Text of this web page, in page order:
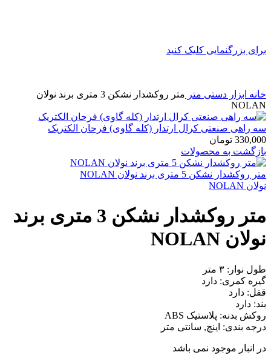
برای بزرگنمایی کلیک کنید
خانه ابزار دستی متر
متر روکشدار نشکن 3 متری برند نولان
NOLAN
سه راهی صنعتی کرال ارتدار (کله گاوی) فرحان الکتریک
330,000 تومان
بازگشت به محصولات
متر روکشدار نشکن 5 متری برند نولان NOLAN
نولان NOLAN
متر روکشدار نشکن 3 متری برند
نولان NOLAN
طول نوار: ۳ متر
گیره کمری: دارد
قفل: دارد
بند: دارد
روکش بدنه: پلاستیک ABS
درجه بندی: اینچ, سانتی متر
در انبار موجود نمی باشد